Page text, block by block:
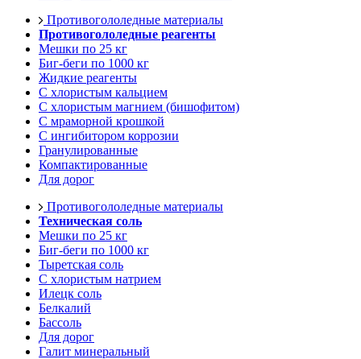
Противогололедные материалы
Противогололедные реагенты
Мешки по 25 кг
Биг-беги по 1000 кг
Жидкие реагенты
С хлористым кальцием
С хлористым магнием (бишофитом)
С мраморной крошкой
С ингибитором коррозии
Гранулированные
Компактированные
Для дорог
Противогололедные материалы
Техническая соль
Мешки по 25 кг
Биг-беги по 1000 кг
Тыретская соль
С хлористым натрием
Илецк соль
Белкалий
Бассоль
Для дорог
Галит минеральный